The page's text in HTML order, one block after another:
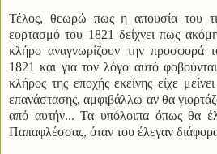
Τέλος, θεωρώ πως η απουσία του
εορτασμό του 1821 δείχνει πως
κλήρο αναγνωρίζουν την προσφορά
1821 και για τον λόγο αυτό
κλήρος της εποχής εκείνης είχε
επανάστασης, αμφιβάλλω αν θα
από αυτήν... Τα υπόλοιπα όπως θα
Παπαφλέσσας, όταν του έλεγαν